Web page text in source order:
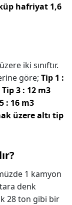
hafriyat 1,6
iki sınıftır.
göre; Tip 1 :
3 : 12 m3
: 16 m3
üzere altı tip
1 kamyon
denk
28 ton gibi bir